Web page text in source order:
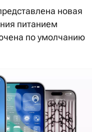
новая
питанием
по умолчанию